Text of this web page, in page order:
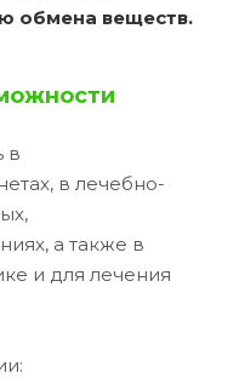
обмена веществ.
в
в лечебно-
а также в
и для лечения